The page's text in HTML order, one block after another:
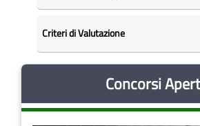
Criteri di Valutazione
Concorsi